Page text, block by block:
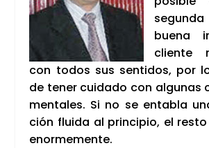
bue­na
clien­te
con todos sus sen­ti­dos, por
de tener cui­da­do con
men­ta­les. Si no se enta­bla
ción flui­da al prin­ci­pio, el
enor­me­men­te.